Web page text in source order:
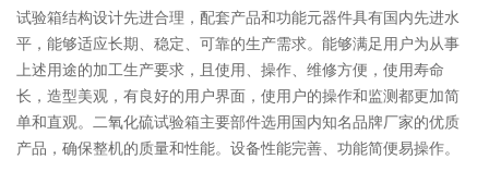
试验箱结构设计先进合理，配套产品和功能元器件具有国内先进水
平，能够适应长期、稳定、可靠的生产需求。能够满足用户为从事
上述用途的加工生产要求，且使用、操作、维修方便，使用寿命
长，造型美观，有良好的用户界面，使用户的操作和监测都更加简
单和直观。二氧化硫试验箱主要部件选用国内知名品牌厂家的优质
产品，确保整机的质量和性能。设备性能完善、功能简便易操作。